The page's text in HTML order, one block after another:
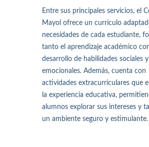
Entre sus principales servicios, el
Mayol ofrece un currículo
necesidades de cada estudiante,
tanto el aprendizaje académico
desarrollo de habilidades sociales y
emocionales. Además, cuenta con
actividades extracurriculares que
la experiencia educativa,
alumnos explorar sus intereses y
un ambiente seguro y estimulante.